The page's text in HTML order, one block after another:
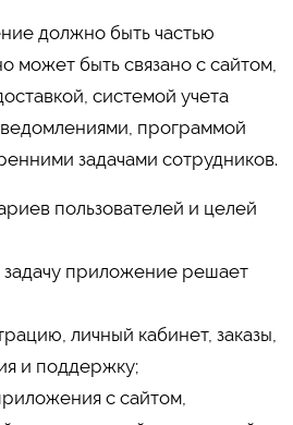
должно быть частью
может быть связано с сайтом,
системой учета
программой
задачами сотрудников.
пользователей и целей
приложение решает
личный кабинет, заказы,
и поддержку;
с сайтом,